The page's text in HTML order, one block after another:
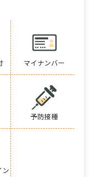
マイナンバー
予防接種
ン